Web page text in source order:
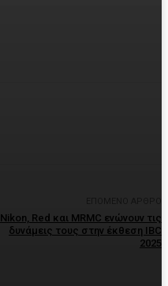
Nikon, Red και MRMC ενώνουν τις
δυνάμεις τους στην έκθεση IBC
2025